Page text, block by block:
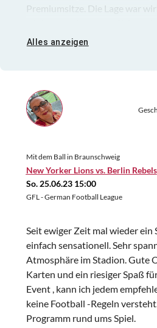
Premiumsitze. Die Lage war
Man war ganz nah am
Spielzug perfekt verfolgen.
dem gesamten
zu einem echten Erlebnis. Wir
Spaß und würden jederzeit
großartigen Karten und den
Nachmittag!
Alles anzeigen
Mit dem Ball in Braunschweig
New Yorker Lions vs. Berlin Rebels
So. 25.06.23 15:00
GFL - German Football League
Seit ewiger Zeit mal wieder ein
einfach sensationell. Sehr
Atmosphäre im Stadion. Gute
Karten und ein riesiger Spaß
Event , kann ich jedem
keine Football -Regeln
Programm rund ums Spiel.